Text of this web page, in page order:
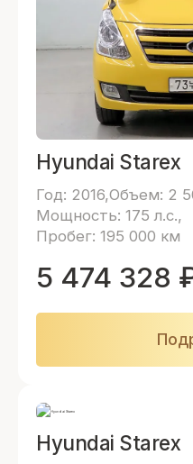
Hyundai Starex
Год: 2016 Объем: 2
Мощность: 175 л.с.
Пробег: 195 000 км
5 474 328
Hyundai Starex